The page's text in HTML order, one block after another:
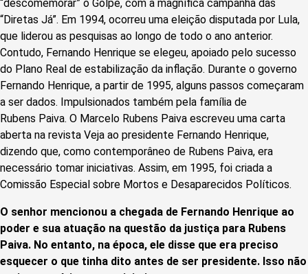
“descomemorar” o Golpe, com a magnífica campanha das
“Diretas Já”. Em 1994, ocorreu uma eleição disputada por Lula,
que liderou as pesquisas ao longo de todo o ano anterior.
Contudo, Fernando Henrique se elegeu, apoiado pelo sucesso
do Plano Real de estabilização da inflação. Durante o governo
Fernando Henrique, a partir de 1995, alguns passos começaram
a ser dados. Impulsionados também pela família de
Rubens Paiva. O Marcelo Rubens Paiva escreveu uma carta
aberta na revista Veja ao presidente Fernando Henrique,
dizendo que, como contemporâneo de Rubens Paiva, era
necessário tomar iniciativas. Assim, em 1995, foi criada a
Comissão Especial sobre Mortos e Desaparecidos Políticos.
O senhor mencionou a chegada de Fernando Henrique ao
poder e sua atuação na questão da justiça para Rubens
Paiva. No entanto, na época, ele disse que era preciso
esquecer o que tinha dito antes de ser presidente. Isso não